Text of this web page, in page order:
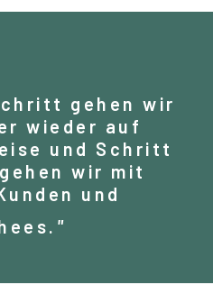
gehen wir
wieder auf
und Schritt
wir mit
und
"